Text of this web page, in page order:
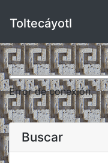
Toltecáyotl
Error de conexión.
Buscar